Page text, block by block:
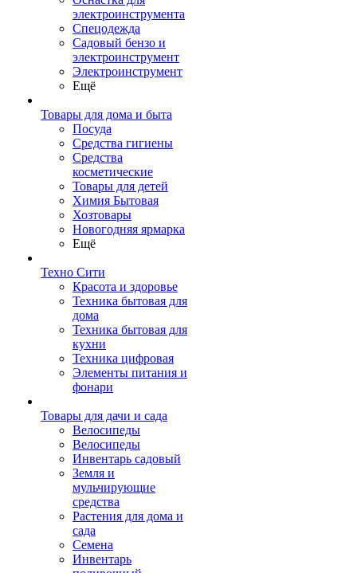
электроинструмента
Спецодежда
Садовый бензо и
электроинструмент
Электроинструмент
Ещё
Товары для дома и быта
Посуда
Средства гигиены
Средства
косметические
Товары для детей
Химия Бытовая
Хозтовары
Новогодняя ярмарка
Ещё
Техно Сити
Красота и здоровье
Техника бытовая для
дома
Техника бытовая для
кухни
Техника цифровая
Элементы питания и
фонари
Товары для дачи и сада
Велосипеды
Велосипеды
Инвентарь садовый
Земля и
мульчирующие
средства
Растения для дома и
сада
Семена
Инвентарь